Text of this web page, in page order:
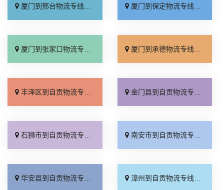
厦门到邢台物流专线_专业靠谱「上门提货」 厦门到保定物流专线_全程直达「高效运输」
厦门到张家口物流专线_全境派送「多久能到」 厦门到承德物流专线_专业调车「合理收费」
丰泽区到自贡物流专线_零担配货「保证时效」 金门县到自贡物流专线_高效快运「按时送达」
石狮市到自贡物流专线_专业调车「专线查询」 南安市到自贡物流专线_零担配货「价位合理」
华安县到自贡物流专线_运价行情「全程直达」 漳州到自贡物流专线_价格透明「专线查询」